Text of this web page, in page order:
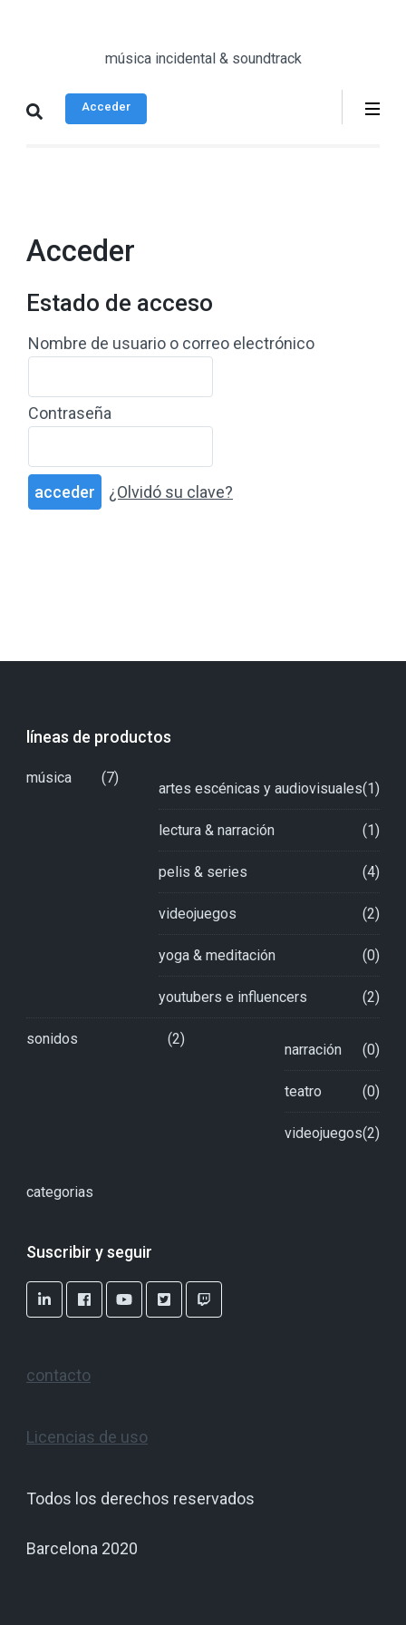
música incidental & soundtrack
Acceder
Acceder
Estado de acceso
Nombre de usuario o correo electrónico
Contraseña
¿Olvidó su clave?
líneas de productos
música (7)
artes escénicas y audiovisuales(1)
lectura & narración (1)
pelis & series (4)
videojuegos (2)
yoga & meditación (0)
youtubers e influencers (2)
sonidos (2)
narración (0)
teatro (0)
videojuegos(2)
categorias
Suscribir y seguir
contacto
Licencias de uso
Todos los derechos reservados
Barcelona 2020